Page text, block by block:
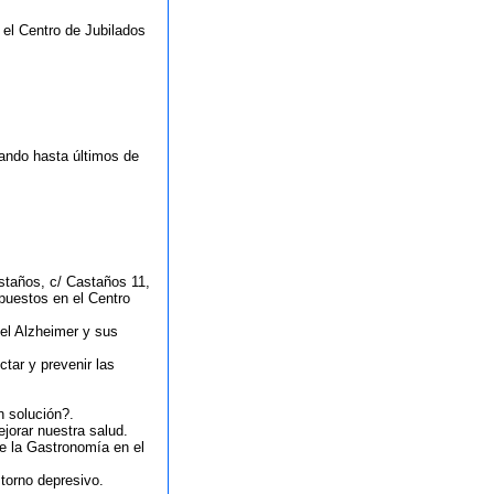
Centro de Jubilados
hasta últimos de
c/ Castaños 11,
en el Centro
Alzheimer y sus
y prevenir las
solución?.
nuestra salud.
la Gastronomía en el
depresivo.